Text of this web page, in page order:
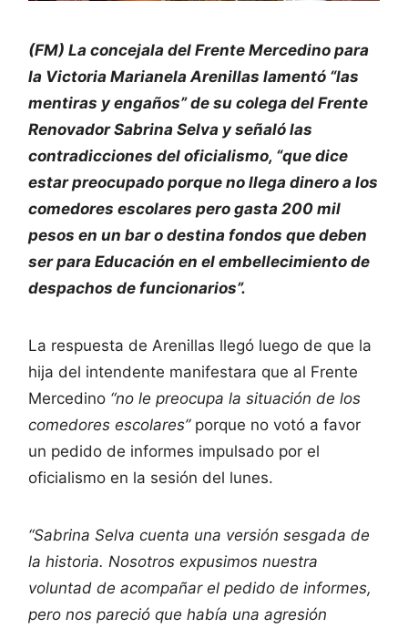
(FM) La concejala del Frente Mercedino para
la Victoria Marianela Arenillas lamentó “las
mentiras y engaños” de su colega del Frente
Renovador Sabrina Selva y señaló las
contradicciones del oficialismo, “que dice
estar preocupado porque no llega dinero a los
comedores escolares pero gasta 200 mil
pesos en un bar o destina fondos que deben
ser para Educación en el embellecimiento de
despachos de funcionarios”.
La respuesta de Arenillas llegó luego de que la
hija del intendente manifestara que al Frente
Mercedino “no le preocupa la situación de los
comedores escolares”porque no votó a favor
un pedido de informes impulsado por el
oficialismo en la sesión del lunes.
“Sabrina Selva cuenta una versión sesgada de
la historia. Nosotros expusimos nuestra
voluntad de acompañar el pedido de informes,
pero nos pareció que había una agresión